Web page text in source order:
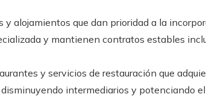
y alojamientos que dan prioridad a la
y mantienen contratos estables
y servicios de restauración que
intermediarios y potenciando